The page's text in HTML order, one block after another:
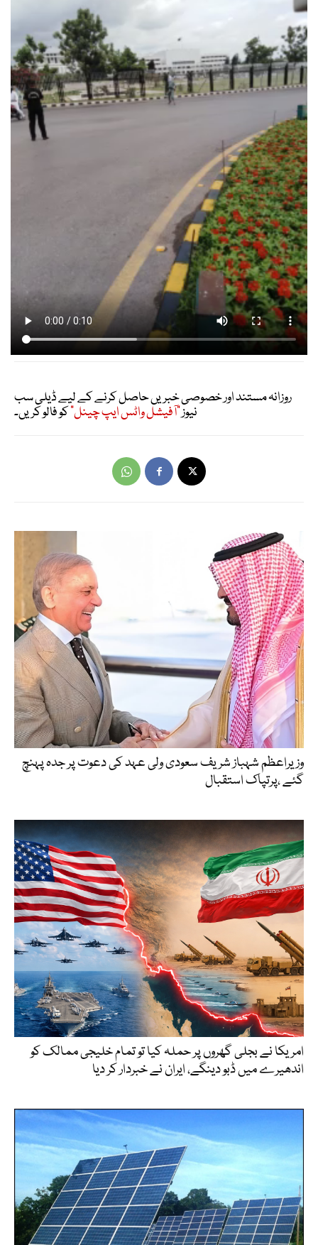
روزانہ مستند اور خصوصی خبریں حاصل کرنے کے لیے ڈیلی سب
نیوز"آفیشل واٹس ایپ چینل"کو فالو کریں۔
وزیراعظم شہباز شریف سعودی ولی عہد کی دعوت پر جدہ پہنچ
گئے ،پرتپاک استقبال
امریکا نے بجلی گھروں پر حملہ کیا تو تمام خلیجی ممالک کو
اندھیرے میں ڈبو دینگے، ایران نے خبردار کر دیا